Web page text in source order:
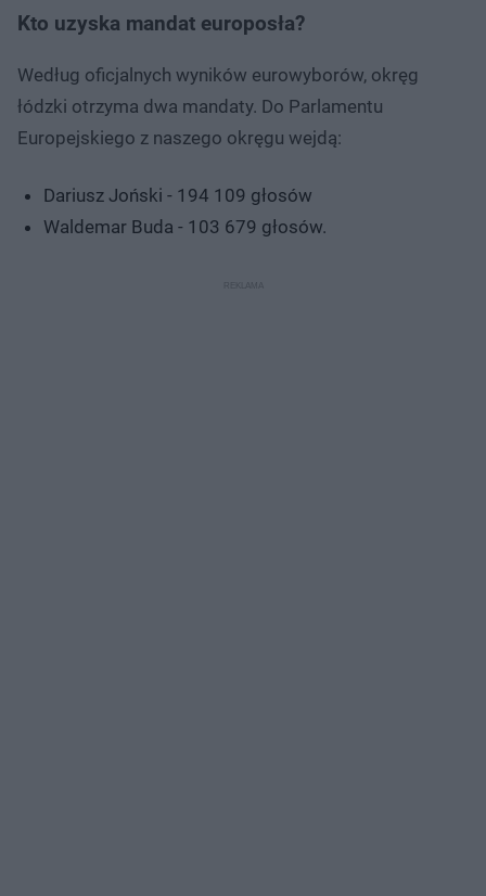
Kto uzyska mandat europosła?
Według oficjalnych wyników eurowyborów, okręg
łódzki otrzyma dwa mandaty. Do Parlamentu
Europejskiego z naszego okręgu wejdą:
Dariusz Joński - 194 109 głosów
Waldemar Buda - 103 679 głosów.